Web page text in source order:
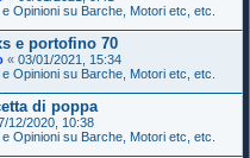
Opinioni su Barche, Motori etc, etc.
e portofino 70
« 03/01/2021, 15:34
Opinioni su Barche, Motori etc, etc.
di poppa
12/2020, 10:38
Opinioni su Barche, Motori etc, etc.